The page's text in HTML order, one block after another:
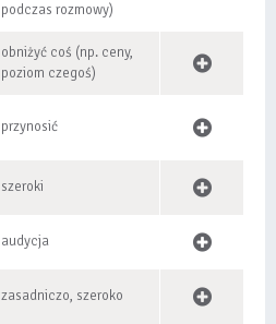
podczas rozmowy)
obniżyć coś (np. ceny,
poziom czegoś)
przynosić
szeroki
audycja
zasadniczo, szeroko